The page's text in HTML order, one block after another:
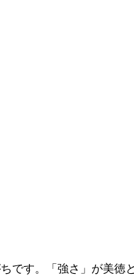
です。「強さ」が美